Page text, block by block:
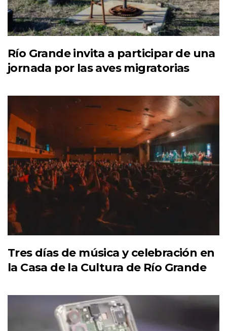
Río Grande invita a participar de una
jornada por las aves migratorias
Tres días de música y celebración en
la Casa de la Cultura de Río Grande